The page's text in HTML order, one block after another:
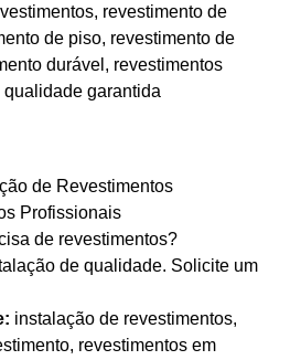
revestimento de
de piso, revestimento de
durável, revestimentos
garantida
de Revestimentos
Profissionais
de revestimentos?
de qualidade. Solicite um
instalação de revestimentos,
revestimentos em